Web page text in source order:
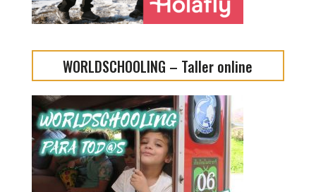
WORLDSCHOOLING – Taller online